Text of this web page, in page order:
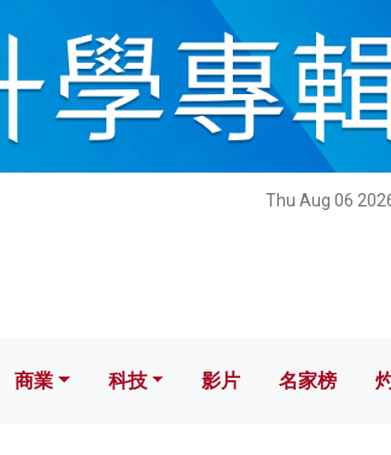
Thu Aug 06
科技 影片 名家榜
商業 科技 影片 名家榜